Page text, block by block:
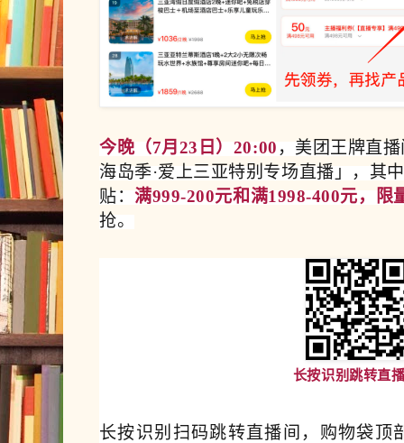
今晚（7月23日）20:00 ，美团王牌直
海岛季·爱上三亚特别专场直播」，其
贴：满999-200元和满1998-400元，限
抢。
长按识别跳转直
长按识别扫码跳转直播间，购物袋顶